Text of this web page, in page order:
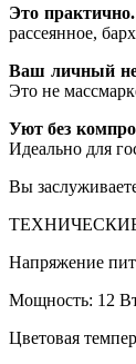
Это
рассеянное,
Ваш личный
Это не
Уют без
Идеально для
Вы
Напряжение
Мощность: 12
Цветовая